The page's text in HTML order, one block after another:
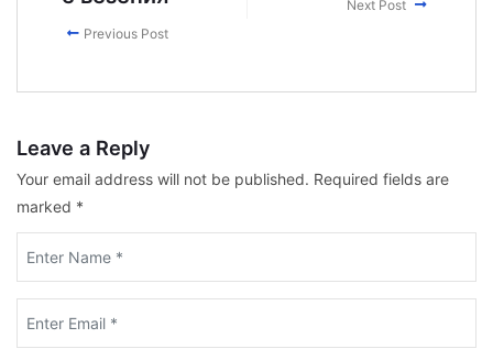
Previous Post
Next Post
Leave a Reply
Your email address will not be published. Required fields are
marked *